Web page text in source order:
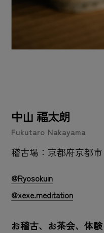
中山 福太朗
Fukutaro Nakayama
稽古場：京都府京都市
@Ryosokuin
@xexe.meditation
お稽古、お茶会、体